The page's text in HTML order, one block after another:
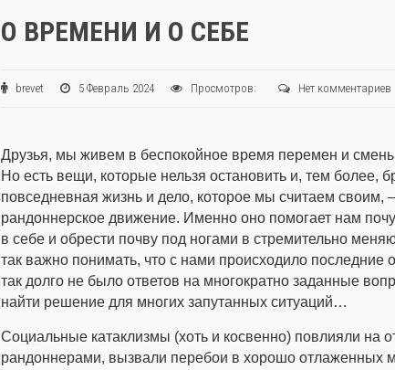
О ВРЕМЕНИ И О СЕБЕ
brevet 5 Февраль 2024 Просмотров: Нет комментариев
Друзья, мы живем в беспокойное время перемен и
Но есть вещи, которые нельзя остановить и, тем более,
повседневная жизнь и дело, которое мы считаем своим,
рандоннерское движение. Именно оно помогает нам
в себе и обрести почву под ногами в стремительно
так важно понимать, что с нами происходило последние
так долго не было ответов на многократно заданные
найти решение для многих запутанных ситуаций…
Социальные катаклизмы (хоть и косвенно) повлияли на
рандоннерами, вызвали перебои в хорошо отлаженных